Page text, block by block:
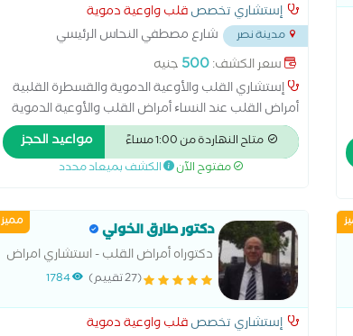
إستشاري تخصصقلب واوعية دموية
مدينة نصر
شارع مصطفي النحاس الرئيسي
بجوار مدرسه المنهل... سعر الكشف:500 جنيه
إستشاري القلب والأوعية الدموية والقسطرة القلبية
أمراض القلب عند النساﺀ أمراض القلب والأوعية الدموية
أمراض شرايين القلب والذبحة الصدرية وارتقاع ضغط الدم
أمراض صمام القلب اتساع عضلة القلب اضطرابات نبض
القلب اعتلال عضلة القلب الاكتشاف المبكر لامراض
التشخيصية والعلاجية حالات المعقدة لامراض القلب
رسم القلب الطبيعي رسم القلب بالمجهود علاج ارتفاع
نسبة الدهون والكوليسترول فى الدم علاج قصور الشريان
التاجى علاج هبوط عضلة القلب متابعة النشاط
الروماتيزمي والحمى الروماتيزمية متابعة ما بعد التوسيع
وتركيب الدعمات لشرايين القلب مرض الشريان التاجي
متاح النهاردة من 1:00 مساءً مواعيد الحجز
مفتوح الآن الكشف بميعاد محدد
مميز دكتور طارق الخولي
دكتوراه أمراض القلب - استشاري امراض
القلب
(27 تقييم) 1784
إستشاري تخصصقلب واوعية دموية